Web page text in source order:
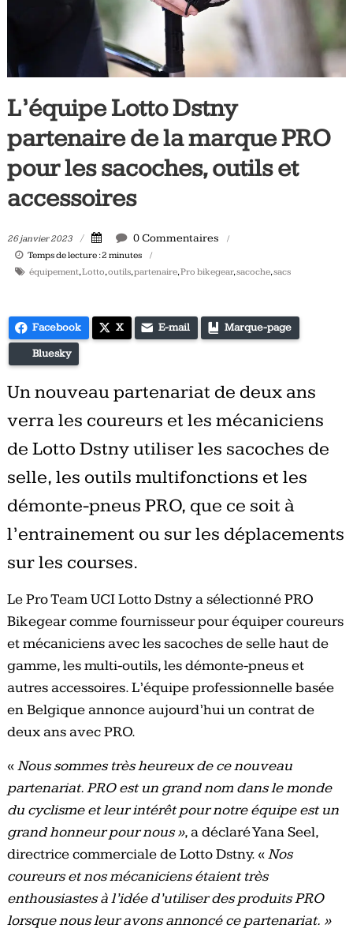
votre
vélo
triathlon
L’équipe Lotto Dstny
partenaire de la marque PRO
pour les sacoches, outils et
accessoires
26 janvier 2023 0 Commentaires
Temps de lecture :2 minutes
équipement,Lotto,outils,partenaire,Pro bikegear,sacoche,sacs
Facebook X E-mail Marque-page
Bluesky
Un nouveau partenariat de deux ans
verra les coureurs et les mécaniciens
de Lotto Dstny utiliser les sacoches de
selle, les outils multifonctions et les
démonte-pneus PRO, que ce soit à
l’entrainement ou sur les déplacements
sur les courses.
Le Pro Team UCI Lotto Dstny a sélectionné PRO
Bikegear comme fournisseur pour équiper coureurs
et mécaniciens avec les sacoches de selle haut de
gamme, les multi-outils, les démonte-pneus et
autres accessoires. L’équipe professionnelle basée
en Belgique annonce aujourd’hui un contrat de
deux ans avec PRO.
«Nous sommes très heureux de ce nouveau
partenariat. PRO est un grand nom dans le monde
du cyclisme et leur intérêt pour notre équipe est un
grand honneur pour nous », a déclaré Yana Seel,
directrice commerciale de Lotto Dstny. «Nos
coureurs et nos mécaniciens étaient très
enthousiastes à l’idée d’utiliser des produits PRO
lorsque nous leur avons annoncé ce partenariat. »